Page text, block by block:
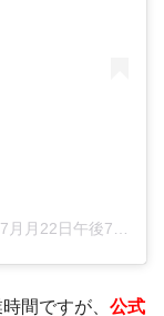
22日午後7時26分PDT
間ですが、 公式